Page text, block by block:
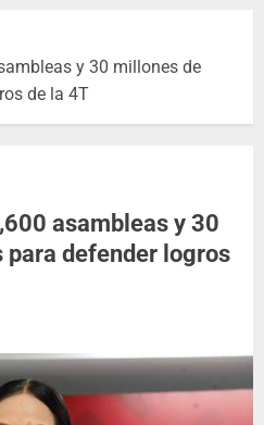
y 30 millones de
de la 4T
asambleas y 30
defender logros